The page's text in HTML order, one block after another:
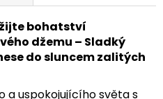
bohatství
džemu – Sladký
do sluncem zalitých
a uspokojujícího světa s